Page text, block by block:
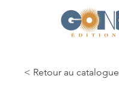
< Retour au catalogue